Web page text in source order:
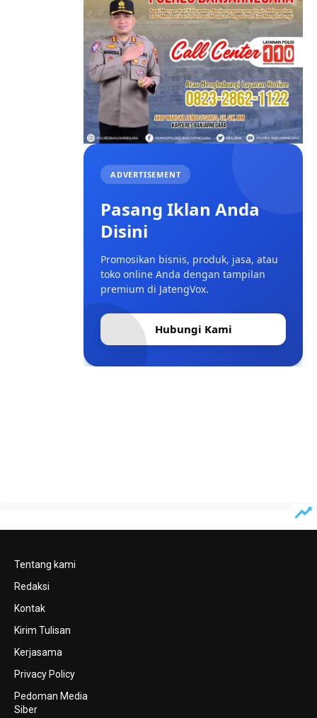
ADVERTISEMENT
Pasang Iklan Anda
Disini
Promosikan bisnis, produk, jasa, atau
toko online Anda dengan tampilan
premium di JatengVox.
Hubungi Kami
Tentang kami
Redaksi
Kontak
Kirim Tulisan
Kerjasama
Privacy Policy
Pedoman Media
Siber